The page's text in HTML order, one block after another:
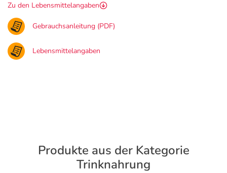
Zu den Lebensmittelangaben
Gebrauchsanleitung (PDF)
Lebensmittelangaben
Produkte aus der Kategorie
Trinknahrung